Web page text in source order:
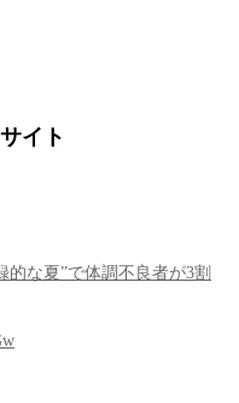
イト
的な夏”で体調不良者が3割